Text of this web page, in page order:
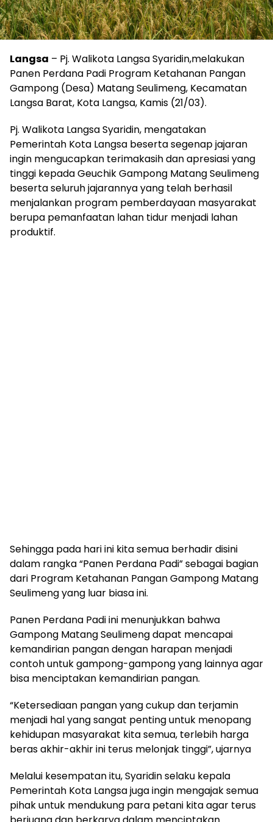
Langsa – Pj. Walikota Langsa Syaridin,melakukan
Panen Perdana Padi Program Ketahanan Pangan
Gampong (Desa) Matang Seulimeng, Kecamatan
Langsa Barat, Kota Langsa, Kamis (21/03).
Pj. Walikota Langsa Syaridin, mengatakan
Pemerintah Kota Langsa beserta segenap jajaran
ingin mengucapkan terimakasih dan apresiasi yang
tinggi kepada Geuchik Gampong Matang Seulimeng
beserta seluruh jajarannya yang telah berhasil
menjalankan program pemberdayaan masyarakat
berupa pemanfaatan lahan tidur menjadi lahan
produktif.
Sehingga pada hari ini kita semua berhadir disini
dalam rangka “Panen Perdana Padi” sebagai bagian
dari Program Ketahanan Pangan Gampong Matang
Seulimeng yang luar biasa ini.
Panen Perdana Padi ini menunjukkan bahwa
Gampong Matang Seulimeng dapat mencapai
kemandirian pangan dengan harapan menjadi
contoh untuk gampong-gampong yang lainnya agar
bisa menciptakan kemandirian pangan.
“Ketersediaan pangan yang cukup dan terjamin
menjadi hal yang sangat penting untuk menopang
kehidupan masyarakat kita semua, terlebih harga
beras akhir-akhir ini terus melonjak tinggi”, ujarnya
Melalui kesempatan itu, Syaridin selaku kepala
Pemerintah Kota Langsa juga ingin mengajak semua
pihak untuk mendukung para petani kita agar terus